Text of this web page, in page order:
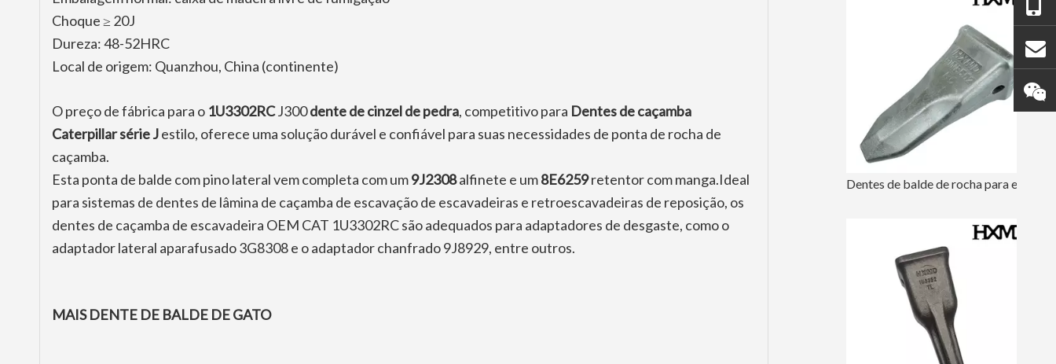
Choque ≥ 20J
Dureza: 48-52HRC
Local de origem: Quanzhou, China (continente)
O preço de fábrica para o 1U3302RCJ300dente de cinzel de pedra, competitivo para Dentes de caçamba
Caterpillar série Jestilo, oferece uma solução durável e confiável para suas necessidades de ponta de rocha de
caçamba.
Esta ponta de balde com pino lateral vem completa com um9J2308alfinete e um8E6259retentor com manga.Ideal
para sistemas de dentes de lâmina de caçamba de escavação de escavadeiras e retroescavadeiras de reposição, os
dentes de caçamba de escavadeira OEM CAT 1U3302RC são adequados para adaptadores de desgaste, como o
adaptador lateral aparafusado 3G8308 e o adaptador chanfrado 9J8929, entre outros.
MAIS DENTE DE BALDE DE GATO